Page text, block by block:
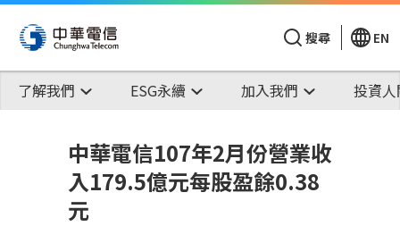
搜尋 EN
了解我們 ESG永續 加入我們 投資
中華電信107年2月份營業收
入179.5億元每股盈餘0.38
元